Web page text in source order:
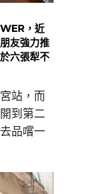
，近
友強力推
六張犁不
站，而
到第二
品嚐一